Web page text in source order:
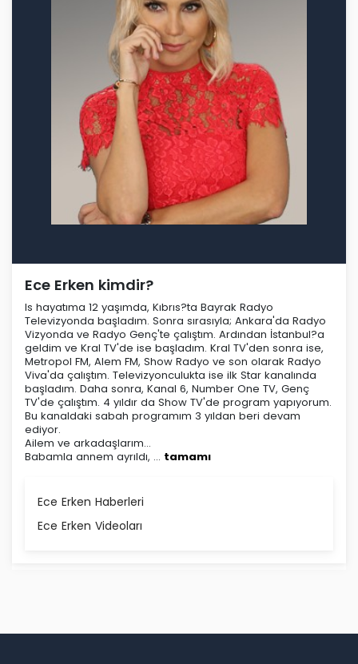
Ece Erken kimdir?
Is hayatıma 12 yaşımda, Kıbrıs?ta Bayrak Radyo
Televizyonda başladım. Sonra sırasıyla; Ankara'da Radyo
Vizyonda ve Radyo Genç'te çalıştım. Ardından İstanbul?a
geldim ve Kral TV'de ise başladım. Kral TV'den sonra ise,
Metropol FM, Alem FM, Show Radyo ve son olarak Radyo
Viva'da çalıştım. Televizyonculukta ise ilk Star kanalında
başladım. Daha sonra, Kanal 6, Number One TV, Genç
TV'de çalıştım. 4 yıldır da Show TV'de program yapıyorum.
Bu kanaldaki sabah programım 3 yıldan beri devam
ediyor.
Ailem ve arkadaşlarım...
Babamla annem ayrıldı, ... tamamı
Ece Erken Haberleri
Ece Erken Videoları